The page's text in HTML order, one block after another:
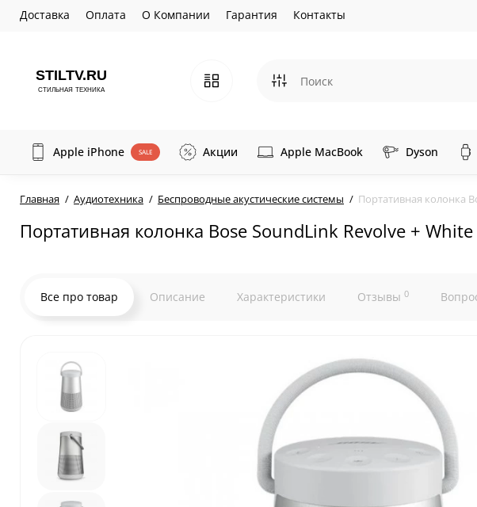
Доставка Оплата О Компании Гарантия Контакты
Apple iPhone SALE Акции Apple MacBook Dyson
Главная Аудиотехника Беспроводные акустические системы Портативная колонка
Портативная колонка Bose SoundLink Revolve +
Все про товар Описание Характеристики Отзывы 0